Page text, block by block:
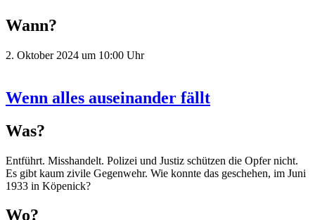
Wann?
2. Oktober 2024 um 10:00 Uhr
Wenn alles auseinander fällt
Was?
Entführt. Misshandelt. Polizei und Justiz schützen die Opfer nicht.
Es gibt kaum zivile Gegenwehr. Wie konnte das geschehen, im Juni
1933 in Köpenick?
Wo?